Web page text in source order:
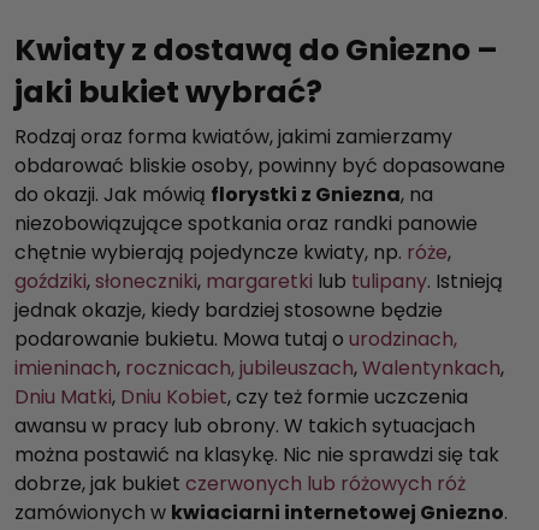
Kwiaty z dostawą do Gniezno –
jaki bukiet wybrać?
Rodzaj oraz forma kwiatów, jakimi zamierzamy
obdarować bliskie osoby, powinny być dopasowane
do okazji. Jak mówią florystki z Gniezna, na
niezobowiązujące spotkania oraz randki panowie
chętnie wybierają pojedyncze kwiaty, np. róże,
goździki,słoneczniki, margaretki lub tulipany. Istnieją
jednak okazje, kiedy bardziej stosowne będzie
podarowanie bukietu. Mowa tutaj o urodzinach,
imieninach, rocznicach, jubileuszach,Walentynkach,
Dniu Matki, Dniu Kobiet, czy też formie uczczenia
awansu w pracy lub obrony. W takich sytuacjach
można postawić na klasykę. Nic nie sprawdzi się tak
dobrze, jak bukiet czerwonych lub różowych róż
zamówionych w kwiaciarni internetowej Gniezno.